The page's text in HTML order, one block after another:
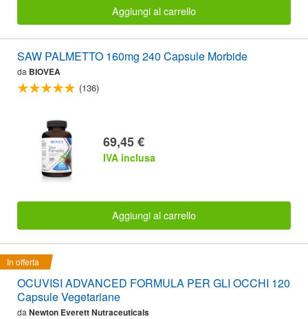
Aggiungi al carrello
SAW PALMETTO 160mg 240 Capsule Morbide
da BIOVEA
(136)
69,45 €
IVA inclusa
Aggiungi al carrello
In offerta
OCUVISI ADVANCED FORMULA PER GLI OCCHI 120
Capsule Vegetariane
da Newton Everett Nutraceuticals